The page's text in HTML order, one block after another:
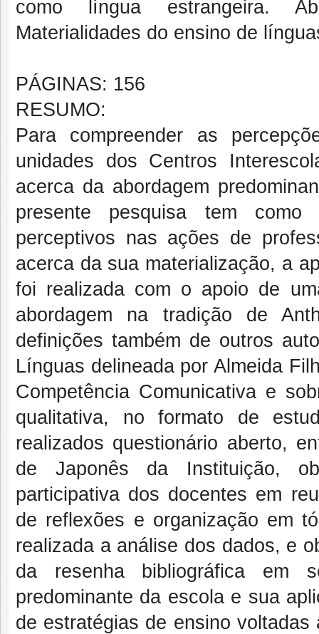
como língua estrangeira.
Materialidades do ensino de
PÁGINAS: 156
RESUMO:
Para compreender as
unidades dos Centros
acerca da abordagem
presente pesquisa tem como
perceptivos nas ações de
acerca da sua materialização, a
foi realizada com o apoio de
abordagem na tradição de
definições também de outros
Línguas delineada por Almeida
Competência Comunicativa e
qualitativa, no formato de
realizados questionário aberto,
de Japonês da Instituição,
participativa dos docentes em
de reflexões e organização em
realizada a análise dos dados, e
da resenha bibliográfica em
predominante da escola e sua
de estratégias de ensino